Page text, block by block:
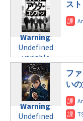
doga.com/wp-
content/themes/
child/post-
formats/format-
tax.phpon
line115
Warning
Undefined
variable
$post_id in
/home/c4607168/
doga.com/wp-
content/themes/
child/post-
formats/format-
tax.phpon
/home/c4607168/
doga.com/wp-
content/themes/
child/post-
formats/format-
tax.phpon
line112
Warning
Undefined
variable
Warning:
Undefined
variable
$post_id in
/home/c4607168/
doga.com/wp-
content/themes/
child/post-
formats/format-
ス
Warning:
Undefined
フ
い